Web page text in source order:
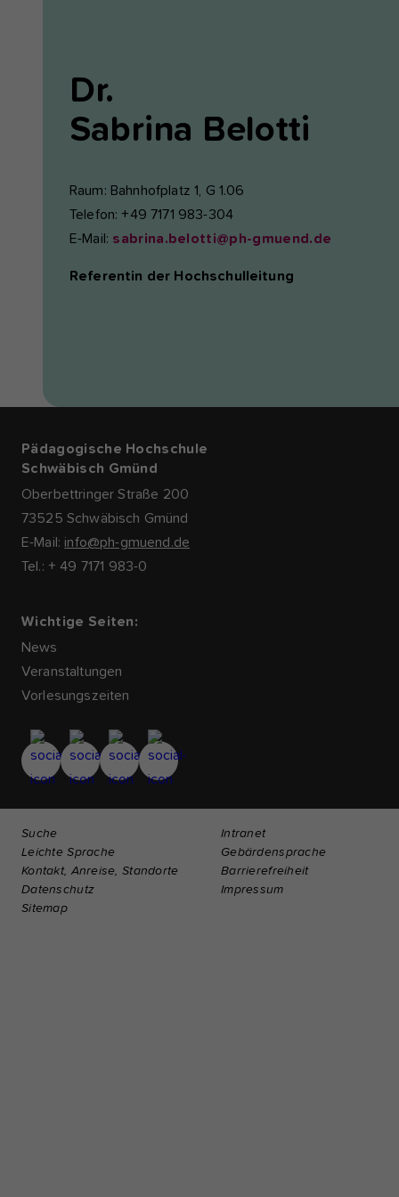
Dr.
Sabrina Belotti
Raum: Bahnhofplatz 1, G 1.06
Telefon: +49 7171 983-304
E-Mail: sabrina.belotti@ph-gmuend.de
Referentin der Hochschulleitung
Pädagogische Hochschule
Schwäbisch Gmünd
Oberbettringer Straße 200
73525 Schwäbisch Gmünd
E-Mail: info@ph-gmuend.de
Tel.: + 49 7171 983-0
Wichtige Seiten:
News
Veranstaltungen
Vorlesungszeiten
Suche
Intranet
Leichte Sprache
Gebärdensprache
Kontakt, Anreise, Standorte
Barrierefreiheit
Datenschutz
Impressum
Sitemap